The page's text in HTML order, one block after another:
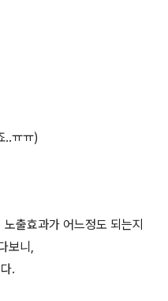
..ㅠㅠ)
출효과가 어느정도 되는지
보니,
.